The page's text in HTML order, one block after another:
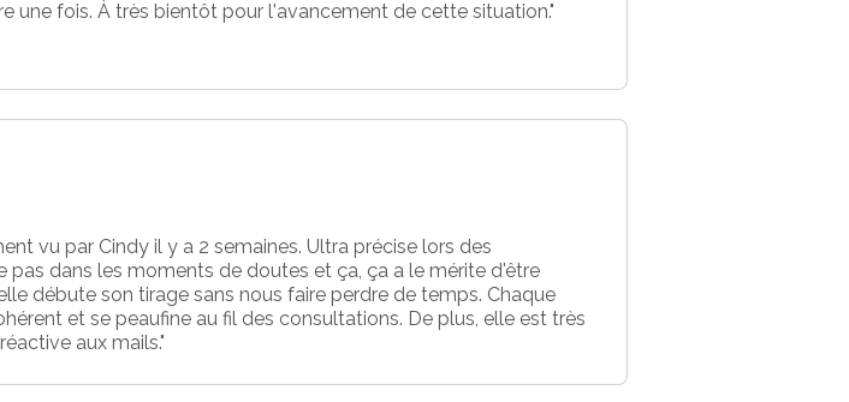
une fois. À très bientôt pour l'avancement de cette situation."
vu par Cindy il y a 2 semaines. Ultra précise lors des
pas dans les moments de doutes et ça, ça a le mérite d'être
débute son tirage sans nous faire perdre de temps. Chaque
et se peaufine au fil des consultations. De plus, elle est très
aux mails."